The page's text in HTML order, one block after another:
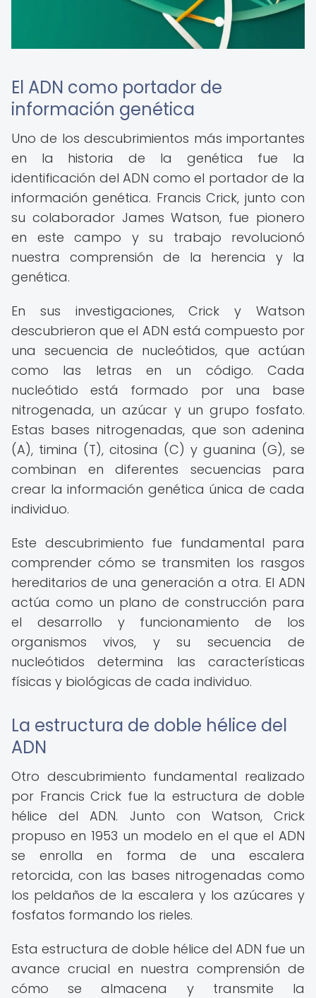
El ADN como portador de
información genética
Uno de los descubrimientos más importantes
en la historia de la genética fue la
identificación del ADN como el portador de la
información genética. Francis Crick, junto con
su colaborador James Watson, fue pionero
en este campo y su trabajo revolucionó
nuestra comprensión de la herencia y la
genética.
En sus investigaciones, Crick y Watson
descubrieron que el ADN está compuesto por
una secuencia de nucleótidos, que actúan
como las letras en un código. Cada
nucleótido está formado por una base
nitrogenada, un azúcar y un grupo fosfato.
Estas bases nitrogenadas, que son adenina
(A), timina (T), citosina (C) y guanina (G), se
combinan en diferentes secuencias para
crear la información genética única de cada
individuo.
Este descubrimiento fue fundamental para
comprender cómo se transmiten los rasgos
hereditarios de una generación a otra. El ADN
actúa como un plano de construcción para
el desarrollo y funcionamiento de los
organismos vivos, y su secuencia de
nucleótidos determina las características
físicas y biológicas de cada individuo.
La estructura de doble hélice del
ADN
Otro descubrimiento fundamental realizado
por Francis Crick fue la estructura de doble
hélice del ADN. Junto con Watson, Crick
propuso en 1953 un modelo en el que el ADN
se enrolla en forma de una escalera
retorcida, con las bases nitrogenadas como
los peldaños de la escalera y los azúcares y
fosfatos formando los rieles.
Esta estructura de doble hélice del ADN fue un
avance crucial en nuestra comprensión de
cómo se almacena y transmite la